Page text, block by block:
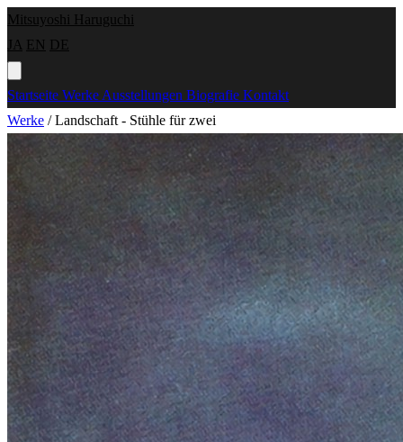
Mitsuyoshi Haruguchi
JA EN DE
Startseite Werke Ausstellungen Biografie Kontakt
Werke / Landschaft - Stühle für zwei